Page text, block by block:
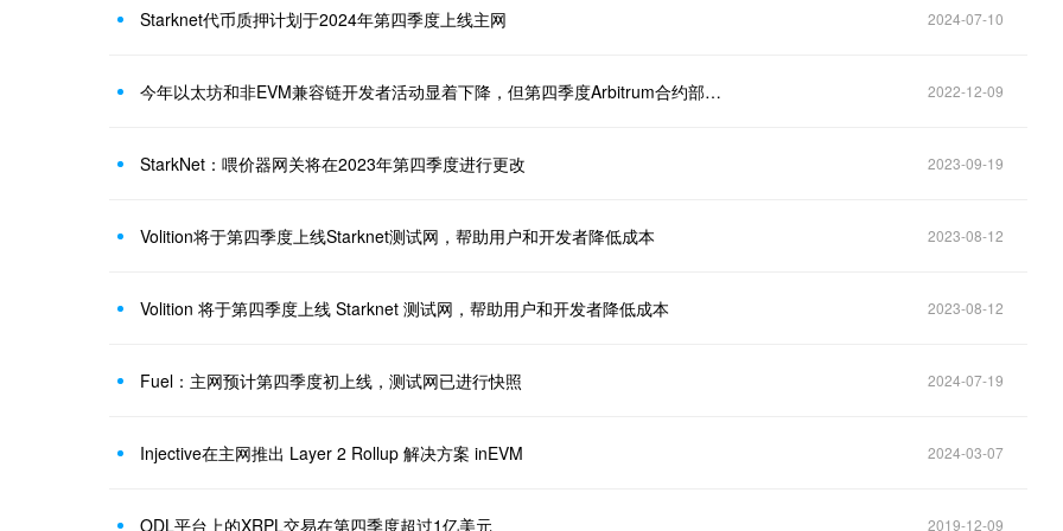
Starknet代币质押计划于2024年第四季度上线主网 2024-07-10
今年以太坊和非EVM兼容链开发者活动显着下降，但第四季度Arbitrum合约部署量明显增长 2022-12-09
StarkNet：喂价器网关将在2023年第四季度进行更改 2023-09-19
Volition将于第四季度上线Starknet测试网，帮助用户和开发者降低成本 2023-08-12
Volition 将于第四季度上线 Starknet 测试网，帮助用户和开发者降低成本 2023-08-12
Fuel：主网预计第四季度初上线，测试网已进行快照 2024-07-19
Injective在主网推出 Layer 2 Rollup 解决方案 inEVM 2024-03-07
ODL平台上的XRPL交易在第四季度超过1亿美元 2019-12-09